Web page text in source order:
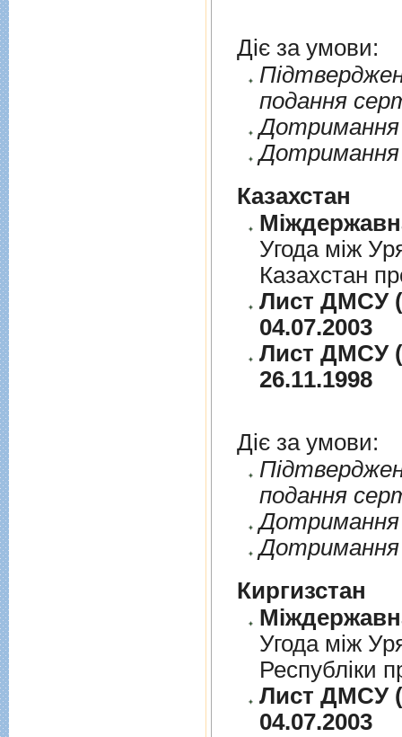
Діє за умови:
подання
Дотримання
Дотримання
Казахстан
Угода між
Казахстан
Лист ДМСУ
04.07.2003
Лист ДМСУ
26.11.1998
Діє за умови:
подання
Дотримання
Дотримання
Киргизстан
Угода між
Республіки
Лист ДМСУ
04.07.2003